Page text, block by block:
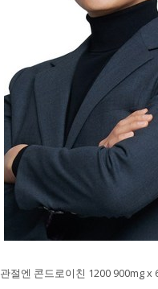
관절엔 콘드로이친 1200 900mg x